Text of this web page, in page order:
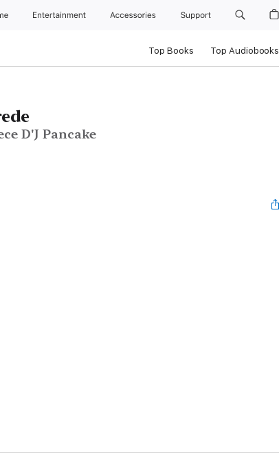
Entertainment Accessories Support
Top Books Top Audiobooks
D'J Pancake